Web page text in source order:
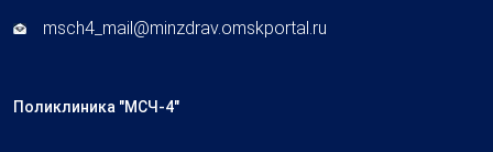
msch4_mail@minzdrav.omskportal.ru
Поликлиника "МСЧ-4"